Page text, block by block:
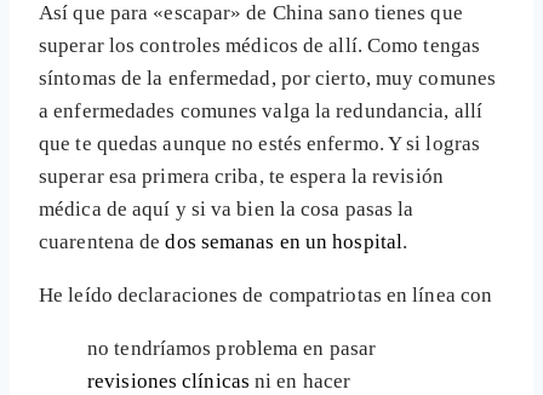
Así que para «escapar» de China sano tienes que
superar los controles médicos de allí. Como tengas
síntomas de la enfermedad, por cierto, muy comunes
a enfermedades comunes valga la redundancia, allí
que te quedas aunque no estés enfermo. Y si logras
superar esa primera criba, te espera la revisión
médica de aquí y si va bien la cosa pasas la
cuarentena dedos semanas en un hospital.
He leído declaraciones de compatriotas en línea con
no tendríamos problema en pasar
revisiones clínicas ni en hacer